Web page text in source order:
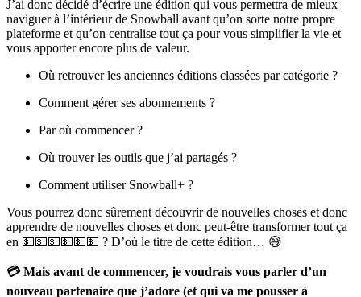
J’ai donc décidé d’écrire une édition qui vous permettra de mieux
naviguer à l’intérieur de Snowball avant qu’on sorte notre propre
plateforme et qu’on centralise tout ça pour vous simplifier la vie et
vous apporter encore plus de valeur.
Où retrouver les anciennes éditions classées par catégorie ?
Comment gérer ses abonnements ?
Par où commencer ?
Où trouver les outils que j’ai partagés ?
Comment utiliser Snowball+ ?
Vous pourrez donc sûrement découvrir de nouvelles choses et donc
apprendre de nouvelles choses et donc peut-être transformer tout ça
en 💵💵💵💵💵💵 ? D’où le titre de cette édition… 😅
💳 Mais avant de commencer, je voudrais vous parler d’un
nouveau partenaire que j’adore (et qui va me pousser à